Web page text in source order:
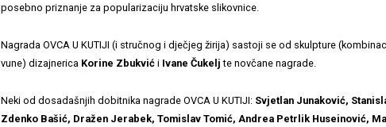
posebno priznanje za popularizaciju hrvatske slikovnice.
Nagrada OVCA U KUTIJI (i stručnog i dječjeg žirija) sastoji se od skulpture
vune) dizajnerica Korine Zbukvić i Ivane Čukeljte novčane nagrade.
Neki od dosadašnjih dobitnika nagrade OVCA U KUTIJI: Svjetlan Junaković,
Zdenko Bašić, Dražen Jerabek, Tomislav Tomić, Andrea Petrlik Huseinović,